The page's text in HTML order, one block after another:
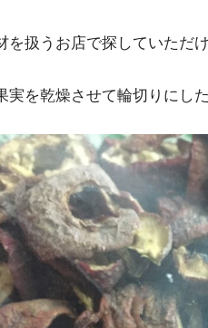
を扱うお店で探していただ
実を乾燥させて輪切りにし